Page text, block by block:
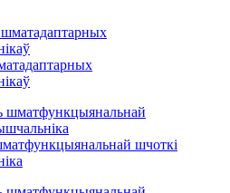
шчоткі